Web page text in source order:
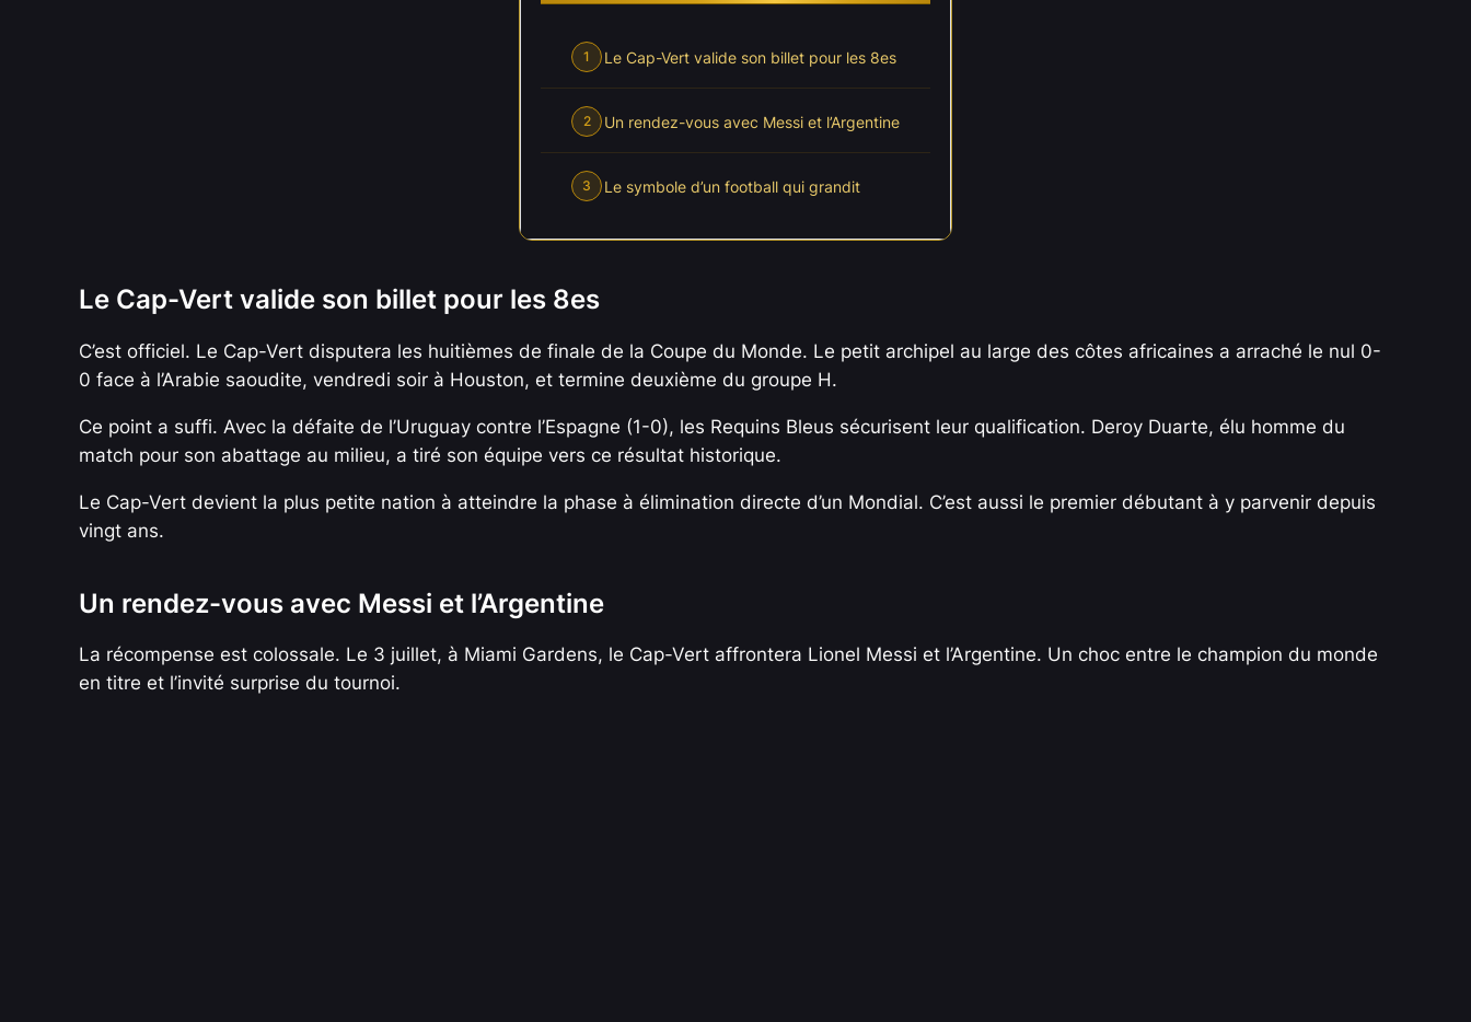
1 Le Cap-Vert valide son billet pour les 8es
2 Un rendez-vous avec Messi et l’Argentine
3 Le symbole d’un football qui grandit
Le Cap-Vert valide son billet pour les 8es
C’est officiel. Le Cap-Vert disputera les huitièmes de finale de la Coupe du Monde. Le petit archipel au large des côtes africaines a arraché le nul 0-
0 face à l’Arabie saoudite, vendredi soir à Houston, et termine deuxième du groupe H.
Ce point a suffi. Avec la défaite de l’Uruguay contre l’Espagne (1-0), les Requins Bleus sécurisent leur qualification. Deroy Duarte, élu homme du
match pour son abattage au milieu, a tiré son équipe vers ce résultat historique.
Le Cap-Vert devient la plus petite nation à atteindre la phase à élimination directe d’un Mondial. C’est aussi le premier débutant à y parvenir depuis
vingt ans.
Un rendez-vous avec Messi et l’Argentine
La récompense est colossale. Le 3 juillet, à Miami Gardens, le Cap-Vert affrontera Lionel Messi et l’Argentine. Un choc entre le champion du monde
en titre et l’invité surprise du tournoi.